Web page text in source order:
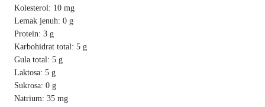
Kolesterol: 10 mg
Lemak jenuh: 0 g
Protein: 3 g
Karbohidrat total: 5 g
Gula total: 5 g
Laktosa: 5 g
Sukrosa: 0 g
Natrium: 35 mg